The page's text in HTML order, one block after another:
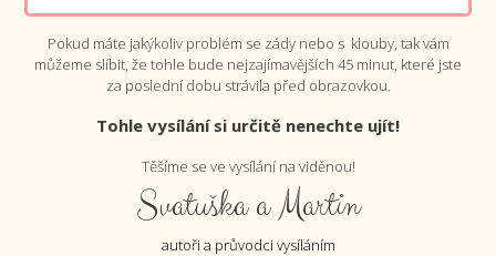
Pokud máte jakýkoliv problém se zády nebo s klouby, tak vám
můžeme slíbit, že tohle bude nejzajímavějších 45 minut, které jste
za poslední dobu strávila před obrazovkou.
Tohle vysílání si určitě nenechte ujít!
Těšíme se ve vysílání na viděnou!
Svatuška a Martin
autoři a průvodci vysíláním